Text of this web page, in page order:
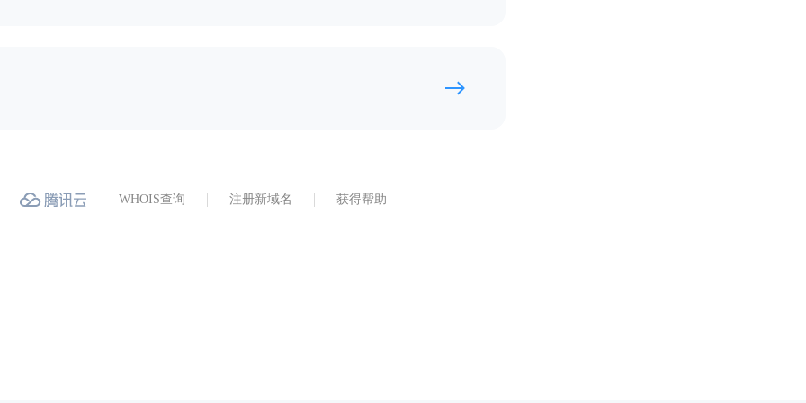
WHOIS查询 注册新域名 获得帮助